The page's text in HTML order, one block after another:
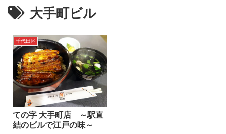
大手町ビル
千代田区
ての字 大手町店 ～駅直
結のビルで江戸の味～